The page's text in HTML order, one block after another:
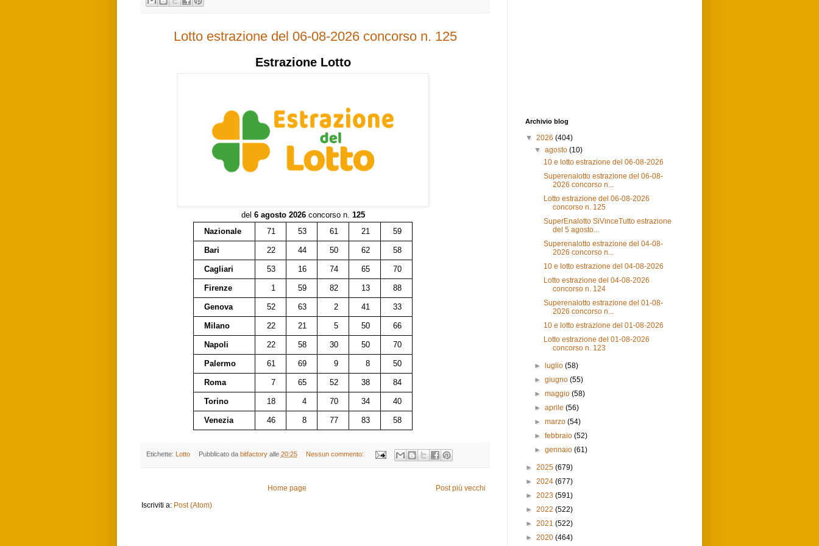
Lotto estrazione del 06-08-2026 concorso n. 125
Estrazione Lotto
del 6 agosto 2026concorso n. 125
Nazionale
71 53 61 21 59
Bari 22 44 50 62 58
Cagliari 53 16 74 65 70
Firenze 1 59 82 13 88
Genova 52 63 2 41 33
Milano 22 21 5 50 66
Napoli 22 58 30 50 70
Palermo 61 69 9 8 50
Roma 7 65 52 38 84
Torino 18 4 70 34 40
Venezia 46 8 77 83 58
Etichette: Lotto Pubblicato da bitfactory alle 20:25 Nessun commento:
Post più vecchi
Home page
Iscriviti a: Post (Atom)
Archivio blog
▼ 2026 (404)
▼agosto(10)
10 e lotto estrazione del 06-08-2026
Superenalotto estrazione del 06-08-
2026 concorso n...
Lotto estrazione del 06-08-2026
concorso n. 125
SuperEnalotto SiVinceTutto estrazione
del 5 agosto...
Superenalotto estrazione del 04-08-
2026 concorso n...
10 e lotto estrazione del 04-08-2026
Lotto estrazione del 04-08-2026
concorso n. 124
Superenalotto estrazione del 01-08-
2026 concorso n...
10 e lotto estrazione del 01-08-2026
Lotto estrazione del 01-08-2026
concorso n. 123
► luglio(58)
►giugno(55)
►maggio(58)
►aprile(56)
►marzo(54)
►febbraio(52)
►gennaio(61)
► 2025 (679)
► 2024 (677)
► 2023 (591)
► 2022 (522)
► 2021 (522)
► 2020 (464)